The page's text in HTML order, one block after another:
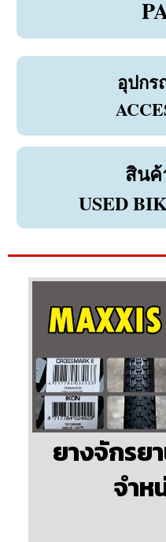
อุปกร
สินค้
USED
ยางจักรย
จำห